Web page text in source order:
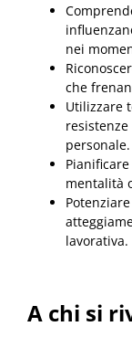
nei
che
Utilizzare
personale.
mentalità
lavorativa.
A chi si